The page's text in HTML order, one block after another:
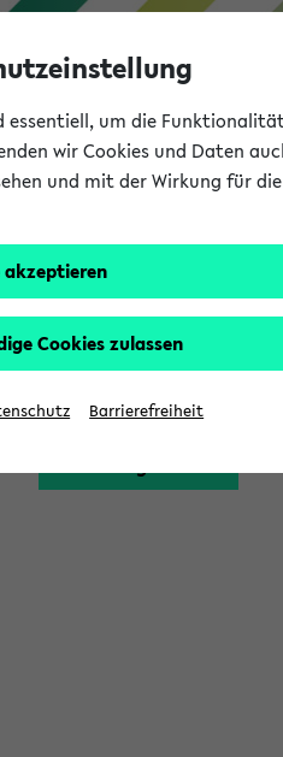
nach einer Anmeldung am
melden Sie sich
um die
wir Cookies und Daten
und mit der Wirkung für
akzeptieren
Cookies zulassen
Barrierefreiheit